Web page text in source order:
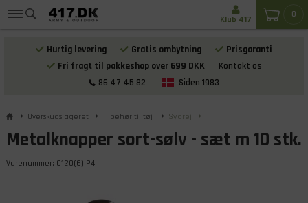
Hurtig levering Gratis ombytning
Prisgaranti
Fri fragt til pakkeshop over 699 DKK
Kontakt os
86 47 45 82
Siden 1983
0
Klub 417
Overskudslageret Tilbehør til tøj Sygrej
Metalknapper sort-sølv - sæt m 10 stk.
Varenummer: 0120(6) P4